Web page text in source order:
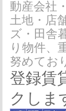
動産会社
土地・店
ズ・田舎
り物件、
努めてお
登録賃
クしま